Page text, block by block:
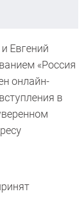
Евгений
«Россия
онлайн-
в